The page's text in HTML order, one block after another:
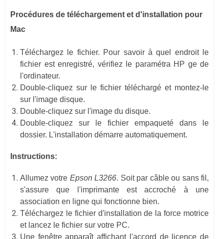
Procédures de téléchargement et d'installation pour
Mac
Téléchargez le fichier. Pour savoir à quel endroit le
fichier est enregistré, vérifiez le paramétra HP ge de
l'ordinateur.
Double-cliquez sur le fichier téléchargé et montez-le
sur l'image disque.
Double-cliquez sur l'image du disque.
Double-cliquez sur le fichier empaqueté dans le
dossier. L'installation démarre automatiquement.
Instructions:
Allumez votre Epson L3266. Soit par câble ou sans fil,
s'assure que l'imprimante est accroché à une
association en ligne qui fonctionne bien.
Téléchargez le fichier d'installation de la force motrice
et lancez le fichier sur votre PC.
Une fenêtre apparaît affichant l'accord de licence de